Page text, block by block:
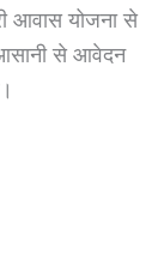
आवास योजना से
से आवेदन